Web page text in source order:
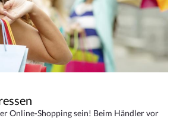
Online-Shopping sein! Beim Händler vor